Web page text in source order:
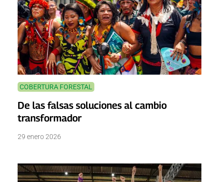
COBERTURA FORESTAL
De las falsas soluciones al cambio
transformador
29 enero 2026